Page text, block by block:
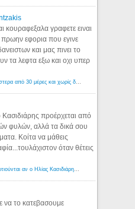
κουραφεξαλα γραφετε ειναι
πρωην εφορια που εγινε
και μας πινει το
τα λεφτα εξω και οχι υπερ
Εφορία: Κατάσχονται όλα ύστερα από 30 μέρες και χωρίς δικαστικές αποφάσεις - Λόγιος Ερμής
προέρχεται από
φυλών, αλλά τα δικά σου
Κοίτα να μάθεις
όταν θέτεις
Αμερικανοί ρατσιστές αναρωτιούνται αν ο Ηλίας Κασιδιάρης ανήκει στη λευκή φυλή... - Λόγιος Ερμής
το κατεβασουμε